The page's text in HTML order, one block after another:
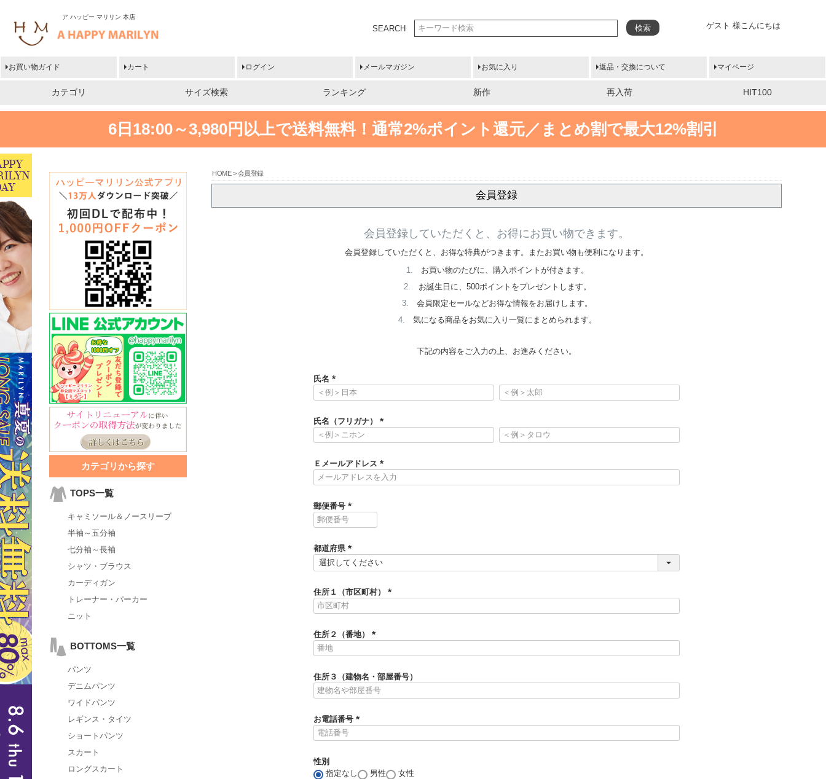
ア ハッピー マリリン 本店
ゲスト 様こんにちは
SEARCH 検索
お買い物ガイド カート ログイン メールマガジン お気に入り 返品・交換について マイページ
カテゴリ サイズ検索 ランキング 新作 再入荷 HIT100
6日18:00～3,980円以上で送料無料！ 通常2%ポイント還元／まとめ割で最大12%割引
カテゴリから探す
TOPS一覧
キャミソール＆ノースリーブ
半袖～五分袖
七分袖～長袖
シャツ・ブラウス
カーディガン
トレーナー・パーカー
ニット
BOTTOMS一覧
パンツ
デニムパンツ
ワイドパンツ
レギンス・タイツ
ショートパンツ
スカート
ロングスカート
HOME 会員登録
会員登録
会員登録していただくと、お得にお買い物できます。
会員登録していただくと、お得な特典がつきます。またお買い物も便利になります。
お買い物のたびに、購入ポイントが付きます。
お誕生日に、500ポイントをプレゼントします。
会員限定セールなどお得な情報をお届けします。
気になる商品をお気に入り一覧にまとめられます。
下記の内容をご入力の上、お進みください。
氏名
(
必
)
氏名（フリガナ）
必
)
Ｅメールアドレス
(
必
郵便番号
(
必
)
都道府県
(
必
)
住所１（市区町村）
必
)
住所２（番地）
必
)
住所３（建物名・部屋番号）
お電話番号
必
性別
指定なし
男性 女性